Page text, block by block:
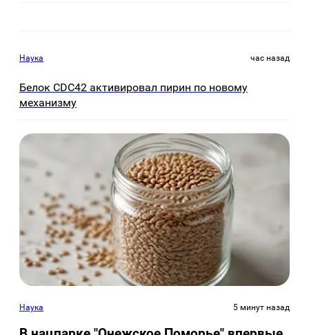
Наука час назад
Белок CDC42 активировал пирин по новому
механизму
Наука 5 минут назад